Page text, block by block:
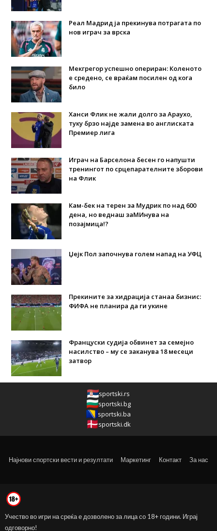
Реал Мадрид ја прекинува потрагата по
нов играч за врска
Мекгрегор успешно опериран: Коленото
е средено, се враќам посилен од кога
било
Ханси Флик не жали долго за Араухо,
туку брзо најде замена во англиската
Премиер лига
Играч на Барселона бесен го напушти
тренингот по срцепарателните зборови
на Флик
Кам-бек на терен за Мудрик по над 600
дена, но веднаш заМИнува на
позајмица!?
Џејк Пол започнува голем напад на УФЦ
Прекините за хидрација станаа бизнис:
ФИФА не планира да ги укине
Француски судија обвинет за семејно
насилство – му се заканува 18 месеци
затвор
sportski.rs
sportski.bg
sportski.ba
sportski.dk
Најнови спортски вести и резултати Маркетинг Контакт За нас
Учество во игри на среќа е дозволено за лица со 18+ години. Играј
одговорно!